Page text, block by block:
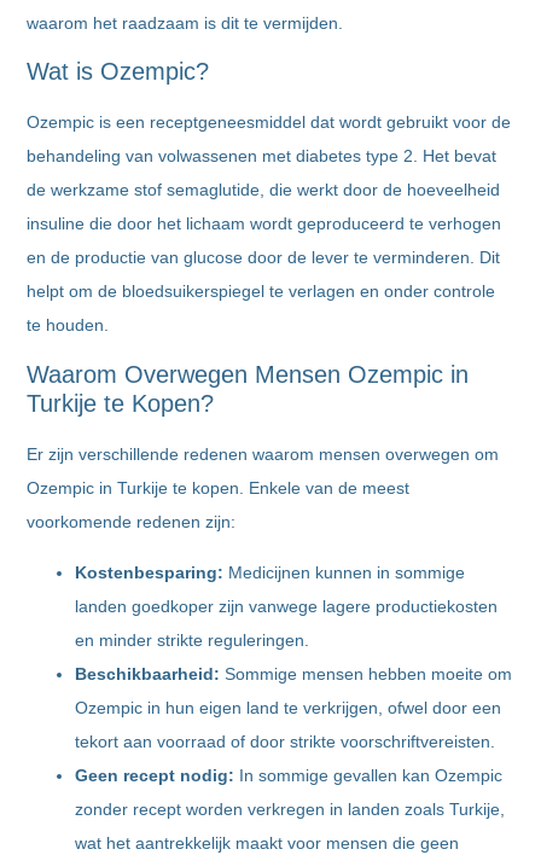
waarom het raadzaam is dit te vermijden.
Wat is Ozempic?
Ozempic is een receptgeneesmiddel dat wordt gebruikt voor de
behandeling van volwassenen met diabetes type 2. Het bevat
de werkzame stof semaglutide, die werkt door de hoeveelheid
insuline die door het lichaam wordt geproduceerd te verhogen
en de productie van glucose door de lever te verminderen. Dit
helpt om de bloedsuikerspiegel te verlagen en onder controle
te houden.
Waarom Overwegen Mensen Ozempic in
Turkije te Kopen?
Er zijn verschillende redenen waarom mensen overwegen om
Ozempic in Turkije te kopen. Enkele van de meest
voorkomende redenen zijn:
Kostenbesparing: Medicijnen kunnen in sommige
landen goedkoper zijn vanwege lagere productiekosten
en minder strikte reguleringen.
Beschikbaarheid: Sommige mensen hebben moeite om
Ozempic in hun eigen land te verkrijgen, ofwel door een
tekort aan voorraad of door strikte voorschriftvereisten.
Geen recept nodig: In sommige gevallen kan Ozempic
zonder recept worden verkregen in landen zoals Turkije,
wat het aantrekkelijk maakt voor mensen die geen